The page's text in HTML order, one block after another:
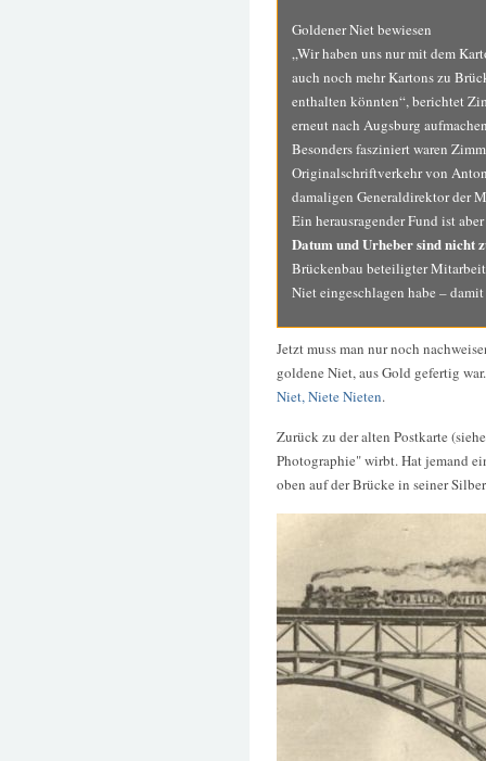
Goldener Niet bewiesen
„Wir haben uns nur mit dem
auch noch mehr Kartons zu
enthalten könnten“, berichtet
erneut nach Augsburg
Besonders fasziniert waren
Originalschriftverkehr von
damaligen Generaldirektor der
Ein herausragender Fund ist
Datum und Urheber sind nicht
Brückenbau beteiligter
Niet eingeschlagen habe –
Jetzt muss man nur noch
goldene Niet, aus Gold gefertig
Niet, Niete Nieten.
Zurück zu der alten Postkarte
Photographie" wirbt. Hat jemand
oben auf der Brücke in seiner